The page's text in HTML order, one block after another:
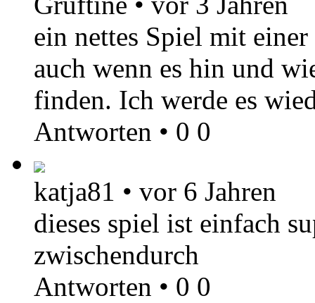
ein nettes Spiel mit einer
auch wenn es hin und
finden. Ich werde es
Antworten • 0 0
katja81 • vor 6 Jahren
dieses spiel ist einfach
zwischendurch
Antworten • 0 0